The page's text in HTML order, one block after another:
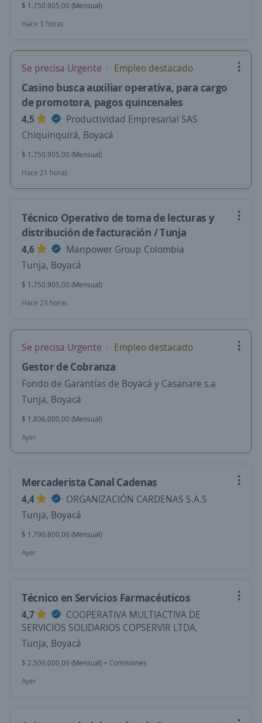
$ 1.750.905,00 (Mensual)
Hace 3 horas
Se precisa Urgente Empleo destacado
Casino busca auxiliar operativa, para cargo
de promotora, pagos quincenales
4,5
Productividad Empresarial SAS
Chiquinquirá, Boyacá
$ 1.750.905,00 (Mensual)
Hace 21 horas
Técnico Operativo de toma de lecturas y
distribución de facturación / Tunja
4,6
Manpower Group Colombia
Tunja, Boyacá
$ 1.750.905,00 (Mensual)
Hace 23 horas
Se precisa Urgente Empleo destacado
Gestor de Cobranza
Fondo de Garantías de Boyacá y Casanare s.a
Tunja, Boyacá
$ 1.806.000,00 (Mensual)
Ayer
Mercaderista Canal Cadenas
4,4
ORGANIZACIÓN CARDENAS S.A.S
Tunja, Boyacá
$ 1.790.800,00 (Mensual)
Ayer
Técnico en Servicios Farmacéuticos
4,7
COOPERATIVA MULTIACTIVA DE
SERVICIOS SOLIDARIOS COPSERVIR LTDA.
Tunja, Boyacá
$ 2.500.000,00 (Mensual) + Comisiones
Ayer